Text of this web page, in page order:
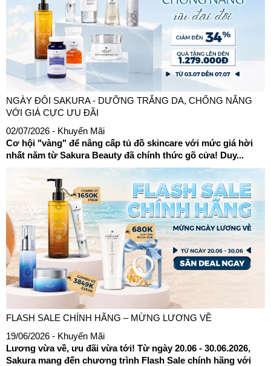
NGÀY ĐÔI SAKURA - DƯỠNG TRẮNG DA, CHỐNG NẮNG
VỚI GIÁ CỰC ƯU ĐÃI
02/07/2026 - Khuyến Mãi
Cơ hội "vàng" để nâng cấp tủ đồ skincare với mức giá hời
nhất năm từ Sakura Beauty đã chính thức gõ cửa! Duy...
FLASH SALE CHÍNH HÃNG – MỪNG LƯƠNG VỀ
19/06/2026 - Khuyến Mãi
Lương vừa về, ưu đãi vừa tới! Từ ngày 20.06 - 30.06.2026,
Sakura mang đến chương trình Flash Sale chính hãng với